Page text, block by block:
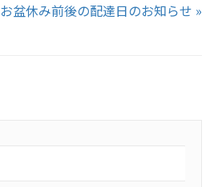
お盆休み前後の配達日のお知らせ »